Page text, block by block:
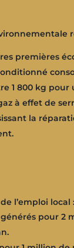
premières
1 800 kg pour
à effet de
la
l’emploi local :
pour 2